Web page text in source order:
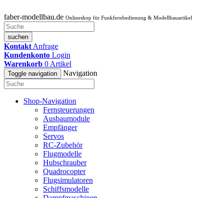
faber-modellbau.de Onlineshop für Funkfernbedienung & Modellbauartikel
suchen
Kontakt Anfrage
Kundenkonto Login
Warenkorb 0 Artikel
Toggle navigation Navigation
Shop-Navigation
Fernsteuerungen
Ausbaumodule
Empfänger
Servos
RC-Zubehör
Flugmodelle
Hubschrauber
Quadrocopter
Flugsimulatoren
Schiffsmodelle